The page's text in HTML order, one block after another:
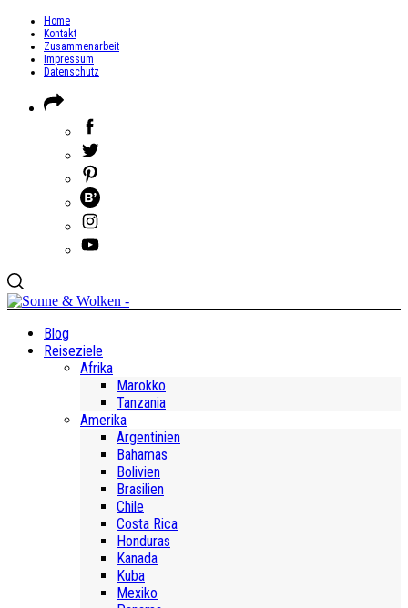
Home
Kontakt
Zusammenarbeit
Impressum
Datenschutz
Blog
Reiseziele
Afrika
Marokko
Tanzania
Amerika
Argentinien
Bahamas
Bolivien
Brasilien
Chile
Costa Rica
Honduras
Kanada
Kuba
Mexiko